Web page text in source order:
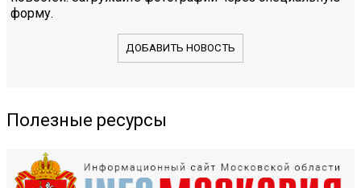
форму.
ДОБАВИТЬ НОВОСТЬ
Полезные ресурсы